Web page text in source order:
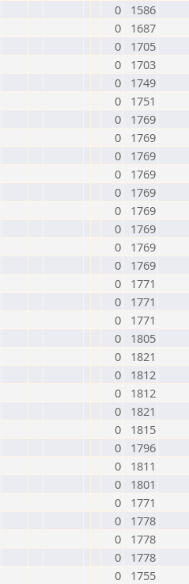
0
1586
0
1687
0
1705
0
1703
0
1749
0
1751
0
1769
0
1769
0
1769
0
1769
0
1769
0
1769
0
1769
0
1769
0
1769
0
1771
0
1771
0
1771
0
1805
0
1821
0
1812
0
1812
0
1821
0
1815
0
1796
0
1811
0
1801
0
1771
0
1778
0
1778
0
1778
0
1755